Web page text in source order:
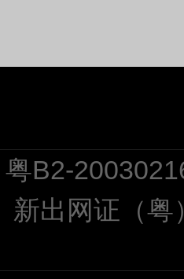
粤B2-
新出网证（粤